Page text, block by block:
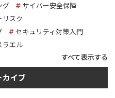
グ
サイバー安全保障
スク
セキュリティ対策入門
ラエル
すべて表示する
カイブ